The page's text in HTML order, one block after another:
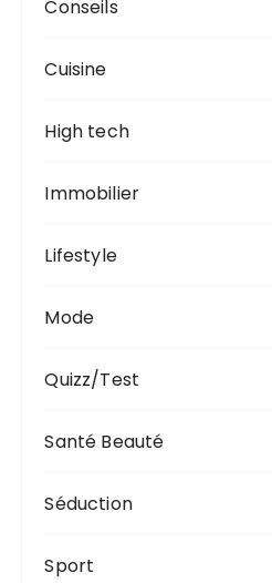
Conseils
Cuisine
High tech
Immobilier
Lifestyle
Mode
Quizz/Test
Santé Beauté
Séduction
Sport